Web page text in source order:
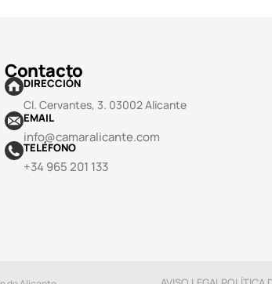
Contacto
DIRECCIÓN
Cl. Cervantes, 3. 03002 Alicante
EMAIL
info@camaralicante.com
TELÉFONO
+34 965 201 133